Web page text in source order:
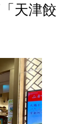
天津餃